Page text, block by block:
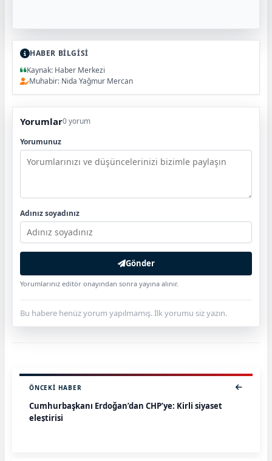
HABER BİLGİSİ
Kaynak: Haber Merkezi
Muhabir: Nida Yağmur Mercan
Yorumlar0 yorum
Yorumunuz
Adınız soyadınız
Gönder
Yorumlarınız editör onayından sonra yayına alınır.
Bu habere henüz yorum yapılmamış. İlk yorumu siz yazın.
ÖNCEKI HABER
Cumhurbaşkanı Erdoğan’dan CHP’ye: Kirli siyaset
eleştirisi